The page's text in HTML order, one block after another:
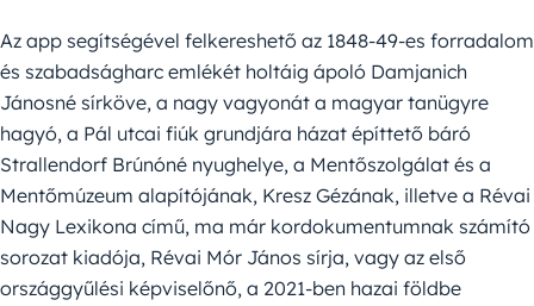
Az app segítségével felkereshető az 1848-49-es forradalom
és szabadságharc emlékét holtáig ápoló Damjanich
Jánosné sírköve, a nagy vagyonát a magyar tanügyre
hagyó, a Pál utcai fiúk grundjára házat építtető báró
Strallendorf Brúnóné nyughelye, a Mentőszolgálat és a
Mentőmúzeum alapítójának, Kresz Gézának, illetve a Révai
Nagy Lexikona című, ma már kordokumentumnak számító
sorozat kiadója, Révai Mór János sírja, vagy az első
országgyűlési képviselőnő, a 2021-ben hazai földbe